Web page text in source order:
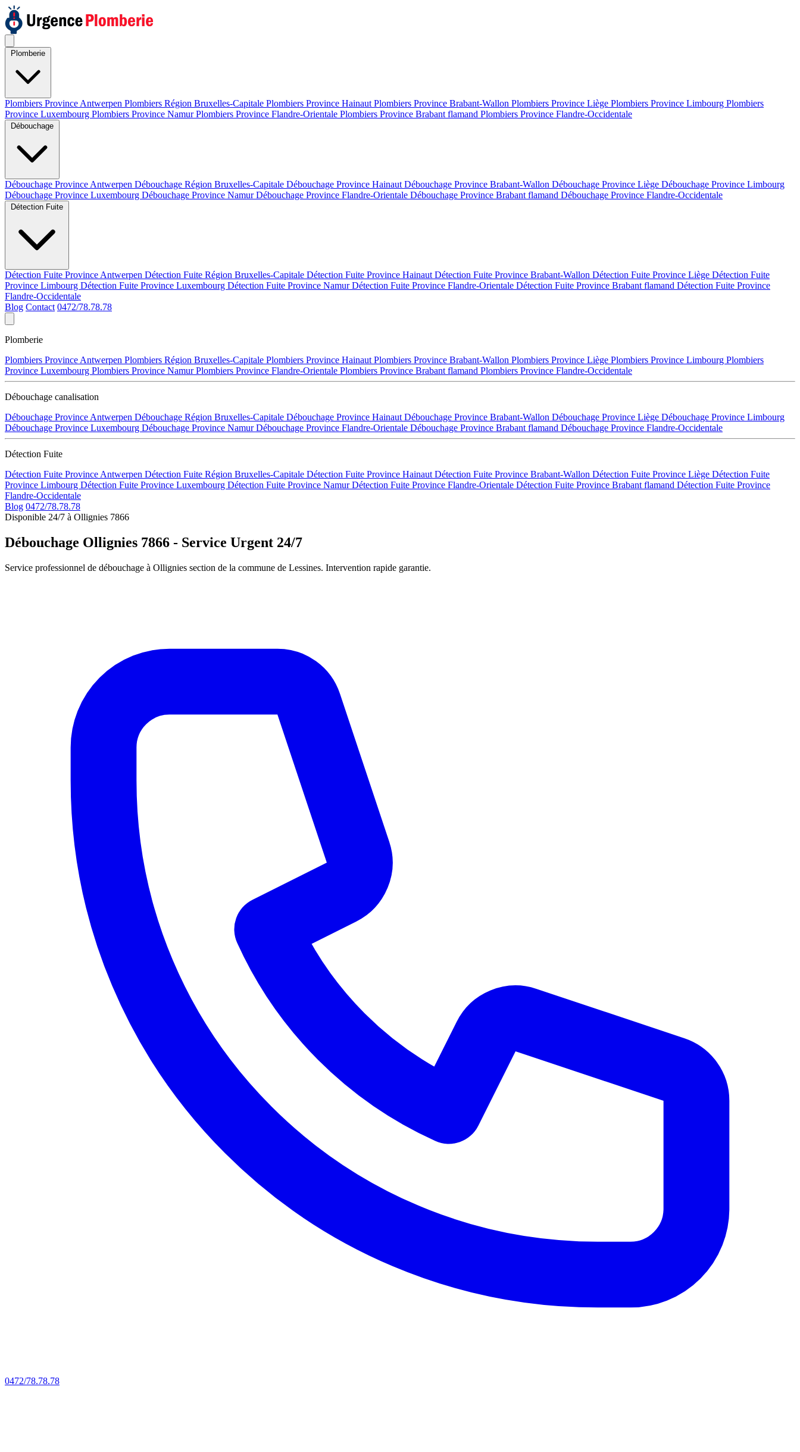
Plombiers Province Antwerpen Plombiers Région Bruxelles-Capitale Plombiers Province Hainaut Plombiers Province Brabant-Wallon Plombiers Province Liège Plombiers Province Limbourg Plombiers
Province Luxembourg Plombiers Province NamurPlombiers Province Flandre-Orientale Plombiers Province Brabant flamand Plombiers Province Flandre-Occidentale
Débouchage Province Antwerpen Débouchage Région Bruxelles-Capitale Débouchage Province Hainaut Débouchage Province Brabant-Wallon Débouchage Province Liège Débouchage Province Limbourg
Débouchage Province Luxembourg Débouchage Province NamurDébouchage Province Flandre-Orientale Débouchage Province Brabant flamand Débouchage Province Flandre-Occidentale
Détection Fuite Province Antwerpen Détection Fuite Région Bruxelles-Capitale Détection Fuite Province Hainaut Détection Fuite Province Brabant-Wallon Détection Fuite Province Liège Détection Fuite
Province Limbourg Détection Fuite Province Luxembourg Détection Fuite Province NamurDétection Fuite Province Flandre-Orientale Détection Fuite Province Brabant flamand Détection Fuite Province
Flandre-Occidentale
Blog Contact 0472/78.78.78
Plomberie
Plombiers Province Antwerpen Plombiers Région Bruxelles-Capitale Plombiers Province Hainaut Plombiers Province Brabant-Wallon Plombiers Province Liège Plombiers Province Limbourg Plombiers
Province Luxembourg Plombiers Province NamurPlombiers Province Flandre-Orientale Plombiers Province Brabant flamand Plombiers Province Flandre-Occidentale
Débouchage canalisation
Débouchage Province Antwerpen Débouchage Région Bruxelles-Capitale Débouchage Province Hainaut Débouchage Province Brabant-Wallon Débouchage Province Liège Débouchage Province Limbourg
Débouchage Province Luxembourg Débouchage Province NamurDébouchage Province Flandre-Orientale Débouchage Province Brabant flamand Débouchage Province Flandre-Occidentale
Détection Fuite
Détection Fuite Province Antwerpen Détection Fuite Région Bruxelles-Capitale Détection Fuite Province Hainaut Détection Fuite Province Brabant-Wallon Détection Fuite Province Liège Détection Fuite
Province Limbourg Détection Fuite Province Luxembourg Détection Fuite Province NamurDétection Fuite Province Flandre-Orientale Détection Fuite Province Brabant flamand Détection Fuite Province
Flandre-Occidentale
Blog 0472/78.78.78
Disponible 24/7 à Ollignies 7866
Débouchage Ollignies 7866 - Service Urgent 24/7
Service professionnel de débouchage à Ollignies section de la commune de Lessines. Intervention rapide garantie.
0472/78.78.78